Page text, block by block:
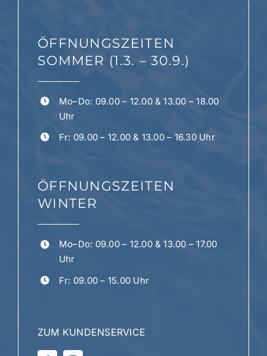
Produktseite
gewählt
ÖFFNUNGSZEITEN
SOMMER (1.3. – 30.9.)
Mo–Do: 09.00 – 12.00 & 13.00 – 18.00
Uhr
Fr: 09.00 – 12.00 & 13.00 – 16.30 Uhr
ÖFFNUNGSZEITEN
WINTER
Mo–Do: 09.00 – 12.00 & 13.00 – 17.00
Uhr
Fr: 09.00 – 15.00 Uhr
ZUM KUNDENSERVICE